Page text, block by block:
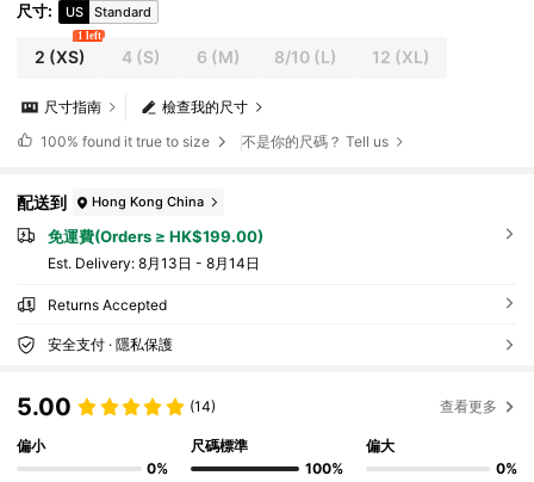
尺寸: US Standard
2 (XS)
1 left
4(S) 6 (M) 8/10 (L) 12 (XL)
檢查我的尺寸
尺寸指南
100% found it true to size 不是你的尺碼？ Tell us
配送到 Hong Kong China
免運費(Orders ≥ HK$199.00)
​Est. Delivery: 8月13日 - 8月14日
Returns Accepted
安全支付 · 隱私保護
5.00 (14) 查看更多
偏小
0%
尺碼標準
100%
偏大
0%